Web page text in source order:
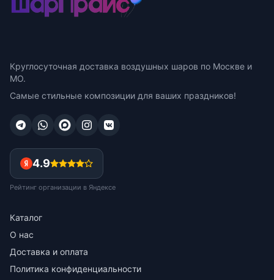
Круглосуточная доставка воздушных шаров по Москве и
МО.
Самые стильные композиции для ваших праздников!
4.9
Рейтинг организации в Яндексе
Каталог
О нас
Доставка и оплата
Политика конфиденциальности